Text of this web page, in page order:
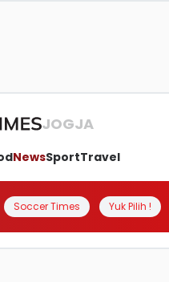
JOGJA
NewsSportTravel
Soccer Times Yuk Pilih !